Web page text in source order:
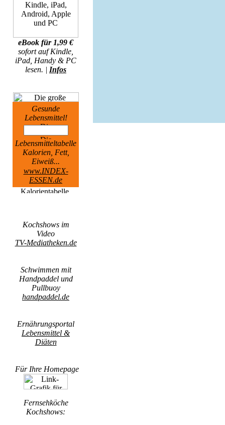
eBook für 1,99 €
sofort auf Kindle,
iPad, Handy & PC
lesen. | Infos
Gesunde
Lebensmittel!
Lebensmitteltabelle
Kalorien, Fett,
Eiweiß...
www.INDEX-
ESSEN.de
Kochshows im
Video
TV-Mediatheken.de
Schwimmen mit
Handpaddel und
Pullbuoy
handpaddel.de
Ernährungsportal
Lebensmittel &
Diäten
Für Ihre Homepage
Fernsehköche
Kochshows: